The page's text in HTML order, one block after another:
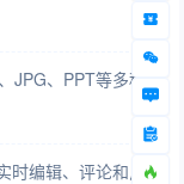
JPG、PPT等多种格
时编辑、评论和反